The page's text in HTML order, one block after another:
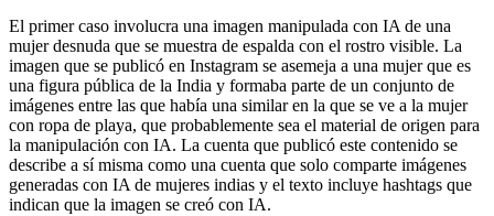
El primer caso involucra una imagen manipulada con IA de una
mujer desnuda que se muestra de espalda con el rostro visible. La
imagen que se publicó en Instagram se asemeja a una mujer que es
una figura pública de la India y formaba parte de un conjunto de
imágenes entre las que había una similar en la que se ve a la mujer
con ropa de playa, que probablemente sea el material de origen para
la manipulación con IA. La cuenta que publicó este contenido se
describe a sí misma como una cuenta que solo comparte imágenes
generadas con IA de mujeres indias y el texto incluye hashtags que
indican que la imagen se creó con IA.